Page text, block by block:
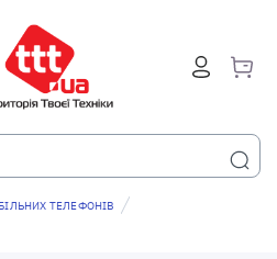
ТЕЛЕФОНІВ